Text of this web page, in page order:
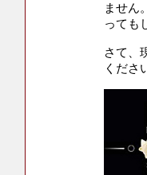
ませ
っても
さて、
くださ